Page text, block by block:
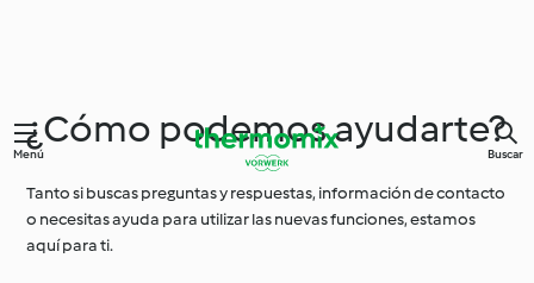
Menú Buscar
¿Cómo podemos ayudarte?
Tanto si buscas preguntas y respuestas, información de contacto
o necesitas ayuda para utilizar las nuevas funciones, estamos
aquí para ti.